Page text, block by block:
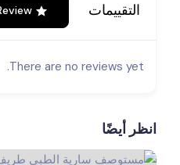
التقييمات
There are no reviews yet.
انظر أيضًا